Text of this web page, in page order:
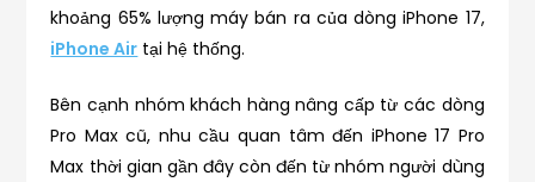
khoảng 65% lượng máy bán ra của dòng iPhone 17,
iPhone Air tại hệ thống.
Bên cạnh nhóm khách hàng nâng cấp từ các dòng
Pro Max cũ, nhu cầu quan tâm đến iPhone 17 Pro
Max thời gian gần đây còn đến từ nhóm người dùng